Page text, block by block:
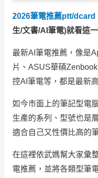
2026筆電推薦ptt/dcard
生/文書/AI筆電)就看這一
最新AI筆電推薦，像是
片、ASUS華碩
控AI筆電等，都是最新
如今市面上的筆記型電
生產的系列、型號也是
適合自己又性價比高的
在這裡依武媽幫大家彙
電推薦，並將各類型筆